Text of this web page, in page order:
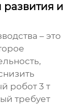
и
– это
робот 3 т
требует